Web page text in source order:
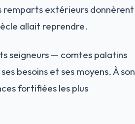
remparts extérieurs donnèrent
allait reprendre.
seigneurs — comtes palatins
besoins et ses moyens. À son
fortifiées les plus